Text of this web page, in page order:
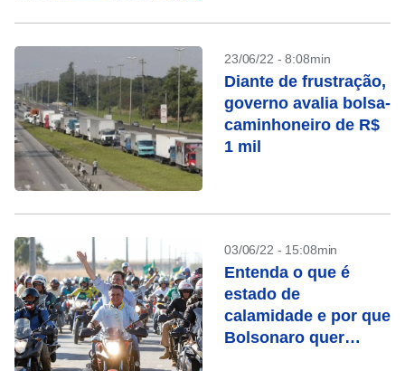
23/06/22 - 8:08min
Diante de frustração,
governo avalia bolsa-
caminhoneiro de R$
1 mil
03/06/22 - 15:08min
Entenda o que é
estado de
calamidade e por que
Bolsonaro quer